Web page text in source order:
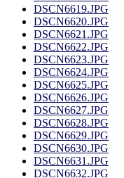
DSCN6619.JPG
DSCN6620.JPG
DSCN6621.JPG
DSCN6622.JPG
DSCN6623.JPG
DSCN6624.JPG
DSCN6625.JPG
DSCN6626.JPG
DSCN6627.JPG
DSCN6628.JPG
DSCN6629.JPG
DSCN6630.JPG
DSCN6631.JPG
DSCN6632.JPG